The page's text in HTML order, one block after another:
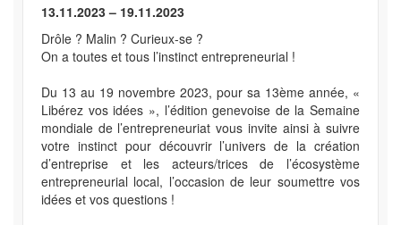
13.11.2023 – 19.11.2023
Drôle ? Malin ? Curieux-se ?
On a toutes et tous l’instinct entrepreneurial !
Du 13 au 19 novembre 2023, pour sa 13ème année, «
Libérez vos idées », l’édition genevoise de la Semaine
mondiale de l’entrepreneuriat vous invite ainsi à suivre
votre instinct pour découvrir l’univers de la création
d’entreprise et les acteurs/trices de l’écosystème
entrepreneurial local, l’occasion de leur soumettre vos
idées et vos questions !